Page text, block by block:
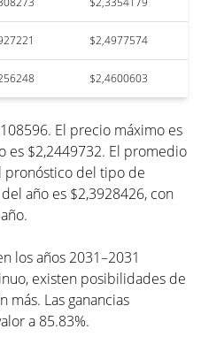
$2,4977574
$2,4600603
El precio máximo es
es $2,2449732. El promedio
pronóstico del tipo de
año es $2,3928426, con
los años 2031–2031
existen posibilidades de
Las ganancias
a 85.83%.